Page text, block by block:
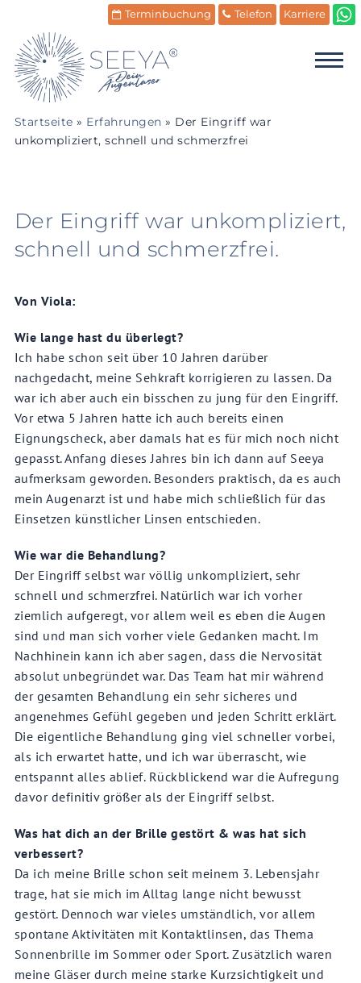
Terminbuchung Telefon Karriere
Startseite » Erfahrungen » Der Eingriff war
unkompliziert, schnell und schmerzfrei
Der Eingriff war unkompliziert,
schnell und schmerzfrei.
Von Viola:
Wie lange hast du überlegt?
Ich habe schon seit über 10 Jahren darüber
nachgedacht, meine Sehkraft korrigieren zu lassen. Da
war ich aber auch ein bisschen zu jung für den Eingriff.
Vor etwa 5 Jahren hatte ich auch bereits einen
Eignungscheck, aber damals hat es für mich noch nicht
gepasst. Anfang dieses Jahres bin ich dann auf Seeya
aufmerksam geworden. Besonders praktisch, da es auch
mein Augenarzt ist und habe mich schließlich für das
Einsetzen künstlicher Linsen entschieden.
Wie war die Behandlung?
Der Eingriff selbst war völlig unkompliziert, sehr
schnell und schmerzfrei. Natürlich war ich vorher
ziemlich aufgeregt, vor allem weil es eben die Augen
sind und man sich vorher viele Gedanken macht. Im
Nachhinein kann ich aber sagen, dass die Nervosität
absolut unbegründet war. Das Team hat mir während
der gesamten Behandlung ein sehr sicheres und
angenehmes Gefühl gegeben und jeden Schritt erklärt.
Die eigentliche Behandlung ging viel schneller vorbei,
als ich erwartet hatte, und ich war überrascht, wie
entspannt alles ablief. Rückblickend war die Aufregung
davor definitiv größer als der Eingriff selbst.
Was hat dich an der Brille gestört & was hat sich
verbessert?
Da ich meine Brille schon seit meinem 3. Lebensjahr
trage, hat sie mich im Alltag lange nicht bewusst
gestört. Dennoch war vieles umständlich, vor allem
spontane Aktivitäten mit Kontaktlinsen, das Thema
Sonnenbrille im Sommer oder Sport. Zusätzlich waren
meine Gläser durch meine starke Kurzsichtigkeit und